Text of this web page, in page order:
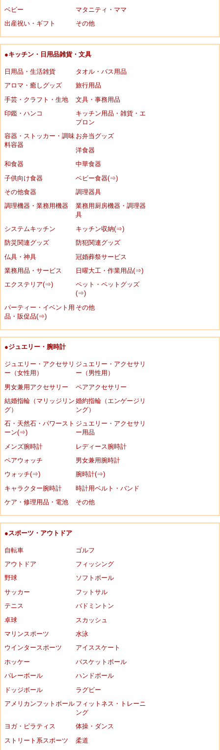
ベビー
マタニティ・ママ
出産祝い・ギフト
その他
●キッチン・日用品雑貨・文具
日用品・生活雑貨
タオル・バス用品
アロマ・癒しグッズ
旅行用品
手芸・クラフト・生地
文具・事務用品
印鑑・ハンコ
キッチン用品・雑貨・エ
プロン
容器・ストッカー・調味
料容器
お弁当グッズ
洋食器
和食器
中華食器
子供向け食器
ベビー食器(⇒)
その他食器
調理器具
調理機器・業務用機器
業務用厨房機器・調理器
具
システムキッチン
キッチン収納(⇒)
防災関連グッズ
防犯関連グッズ
仏具・神具
冠婚葬祭サービス
業務用品・サービス
日曜大工・作業用品(⇒)
エクステリア(⇒)
ペット・ペットグッズ
(⇒)
パーティー・イベント用
品・販促品(⇒)
その他
●ジュエリー・腕時計
ジュエリー・アクセサリ
ー（女性用）
ジュエリー・アクセサリ
ー（男性用）
男女兼用アクセサリー
ペアアクセサリー
結婚指輪（マリッジリン
グ）
婚約指輪（エンゲージリ
ング）
石・天然石・パワースト
ーン(⇒)
ジュエリー・アクセサリ
ー用品
メンズ腕時計
レディース腕時計
ペアウォッチ
男女兼用腕時計
ウォッチ(⇒)
腕時計(⇒)
キャラクター腕時計
時計用ベルト・バンド
ケア・修理用品・電池
その他
●スポーツ・アウトドア
自転車
ゴルフ
アウトドア
フィッシング
野球
ソフトボール
サッカー
フットサル
テニス
バドミントン
卓球
スカッシュ
マリンスポーツ
水泳
ウインタースポーツ
アイススケート
ホッケー
バスケットボール
バレーボール
ハンドボール
ドッジボール
ラグビー
アメリカンフットボール フィットネス・トレーニ
ング
ヨガ・ピラティス
体操・ダンス
ストリート系スポーツ
柔道